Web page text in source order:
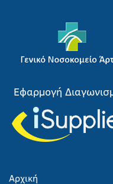
Εφαρμογή
Αρχική